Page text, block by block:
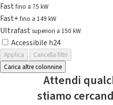
Fastfino a 75 kW
Fast+fino a 149 kW
Ultrafast superiori a 150 kW
Accessibile h24
Applica
Cancella filtri
Carica altre colonnine
Attendi
stiamo